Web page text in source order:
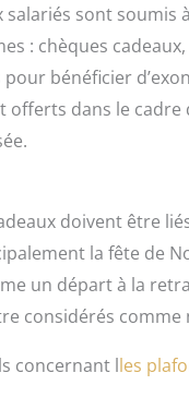
salariés sont
: chèques
bénéficier
offerts dans le
doivent être
la fête de
un départ à la
considérés comme
concernant lles